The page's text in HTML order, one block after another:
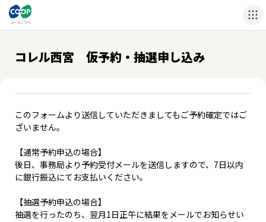
コレル西宮 仮予約・抽選申し込み
このフォームより送信していただきましてもご予約確定ではご
ざいません。
【通常予約申込の場合】
後日、事務局より予約受付メールを送信しますので、7日以内
に銀行振込にてお支払いください。
【抽選予約申込の場合】
抽選を行ったのち、翌月1日正午に結果をメールでお知らせい